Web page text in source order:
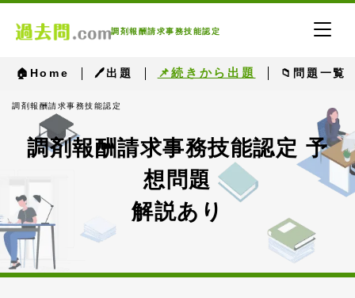
調剤報酬請求事務技能認定
🏠Home 🖊出題 📌続きから出題 📁問題一覧
調剤報酬請求事務技能認定
調剤報酬請求事務技能認定 予
想問題
解説あり